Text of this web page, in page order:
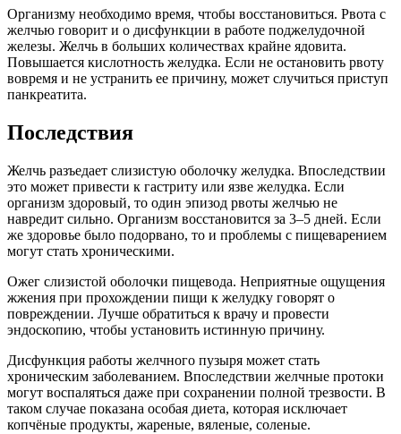
Организму необходимо время, чтобы восстановиться. Рвота с
желчью говорит и о дисфункции в работе поджелудочной
железы. Желчь в больших количествах крайне ядовита.
Повышается кислотность желудка. Если не остановить рвоту
вовремя и не устранить ее причину, может случиться приступ
панкреатита.
Последствия
Желчь разъедает слизистую оболочку желудка. Впоследствии
это может привести к гастриту или язве желудка. Если
организм здоровый, то один эпизод рвоты желчью не
навредит сильно. Организм восстановится за 3–5 дней. Если
же здоровье было подорвано, то и проблемы с пищеварением
могут стать хроническими.
Ожег слизистой оболочки пищевода. Неприятные ощущения
жжения при прохождении пищи к желудку говорят о
повреждении. Лучше обратиться к врачу и провести
эндоскопию, чтобы установить истинную причину.
Дисфункция работы желчного пузыря может стать
хроническим заболеванием. Впоследствии желчные протоки
могут воспаляться даже при сохранении полной трезвости. В
таком случае показана особая диета, которая исключает
копчёные продукты, жареные, вяленые, соленые.